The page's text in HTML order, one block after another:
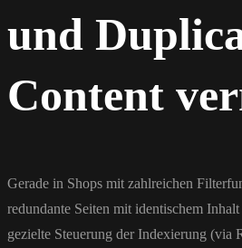
und
Content
Gerade in Shops mit zahlreichen
redundante Seiten mit identischem
gezielte Steuerung der Indexierung (via